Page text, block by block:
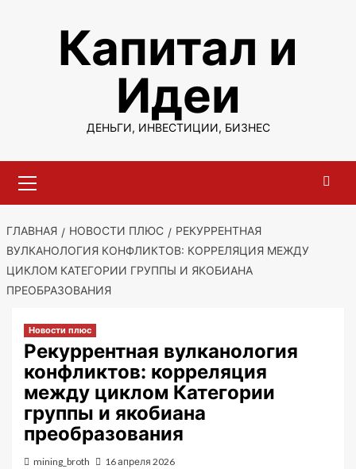
содержимомуКапитал и
Идеи
ДЕНЬГИ, ИНВЕСТИЦИИ, БИЗНЕС
меню
ГЛАВНАЯ НОВОСТИ ПЛЮС
РЕКУРРЕНТНАЯ
ВУЛКАНОЛОГИЯ КОНФЛИКТОВ: КОРРЕЛЯЦИЯ МЕЖДУ
ЦИКЛОМ КАТЕГОРИИ ГРУППЫ И ЯКОБИАНА
ПРЕОБРАЗОВАНИЯ
Новости плюс
Рекуррентная вулканология
конфликтов: корреляция
между циклом Категории
группы и якобиана
преобразования
mining_broth 16 апреля 2026